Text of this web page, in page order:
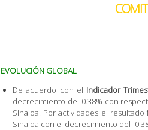
EVOLUCIÓN GLOBAL
De acuerdo con el Indicador
decrecimiento de -0.38% con
Sinaloa. Por actividades el
Sinaloa con el decrecimiento del -